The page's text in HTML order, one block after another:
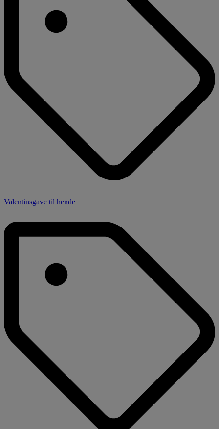
Valentinsgave til hende